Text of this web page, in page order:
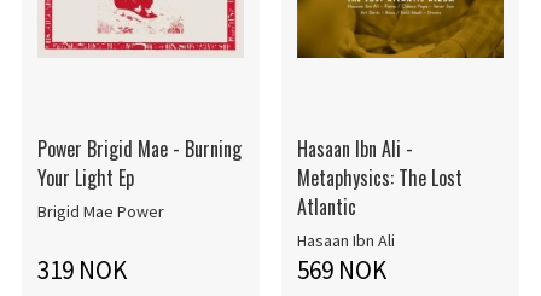
Power Brigid Mae - Burning
Your Light Ep
Brigid Mae Power
319 NOK
Hasaan Ibn Ali -
Metaphysics: The Lost
Atlantic
Hasaan Ibn Ali
569 NOK